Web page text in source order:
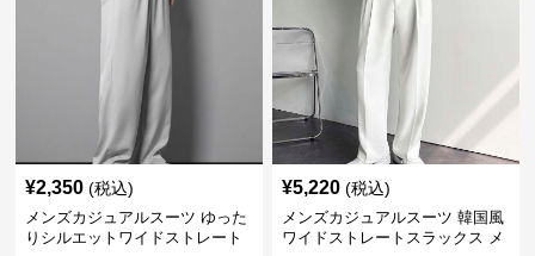
¥2,350 (税込)
メンズカジュアルスーツ ゆった
りシルエットワイドストレート
¥5,220 (税込)
メンズカジュアルスーツ 韓国風
ワイドストレートスラックス メ